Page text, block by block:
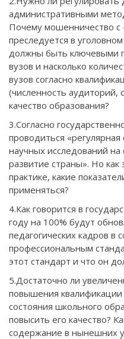
административными
Почему мошенничество c
преследуется в
должны быть ключевыми
вузов и насколько
вузов согласно
(численность аудиторий,
качество образования?
3.Согласно
проводиться
научных исследований
развитие страны». Но как
практике, какие
применяться?
4.Как говорится в
году на 100% будут
педагогических кадров в
профессиональным
этот стандарт и что он
5.Достаточно ли
повышения квалификации
состояния школьного
повысить его качество?
содержание в нынешних